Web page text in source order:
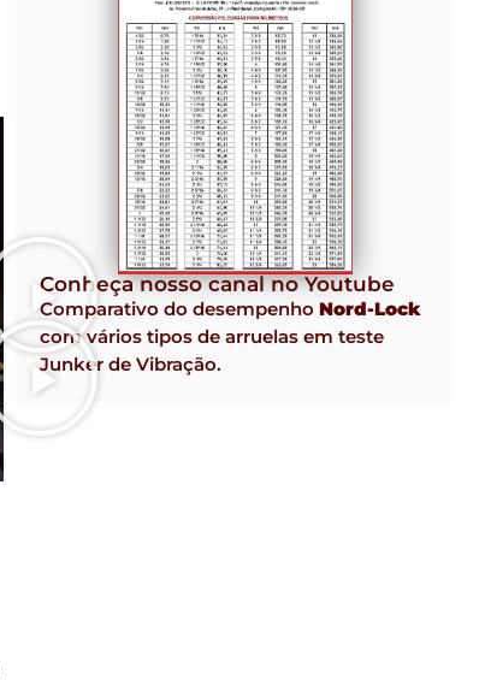
Conheça nosso canal no Youtube
Comparativo do desempenhoNord-Lock
com vários tipos de arruelas em teste
Junker de Vibração.